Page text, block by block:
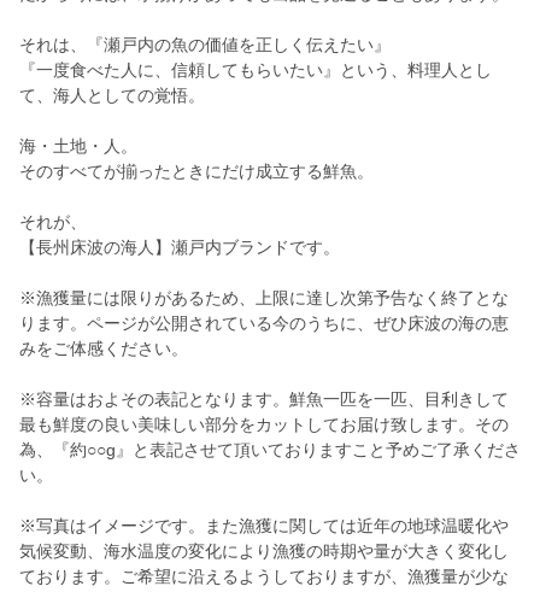
それは、『瀬戸内の魚の価値を正しく伝えたい』
『一度食べた人に、信頼してもらいたい』という、料理人とし
て、海人としての覚悟。
海・土地・人。
そのすべてが揃ったときにだけ成立する鮮魚。
それが、
【長州床波の海人】瀬戸内ブランドです。
※漁獲量には限りがあるため、上限に達し次第予告なく終了とな
ります。ページが公開されている今のうちに、ぜひ床波の海の恵
みをご体感ください。
※容量はおよその表記となります。鮮魚一匹を一匹、目利きして
最も鮮度の良い美味しい部分をカットしてお届け致します。その
為、『約○○g』と表記させて頂いておりますこと予めご了承くださ
い。
※写真はイメージです。また漁獲に関しては近年の地球温暖化や
気候変動、海水温度の変化により漁獲の時期や量が大きく変化し
ております。ご希望に沿えるようしておりますが、漁獲量が少な